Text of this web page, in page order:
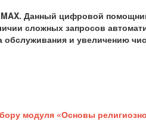
MAX. Данный цифровой
сложных запросов
обслуживания и увеличению
модуля «Основы